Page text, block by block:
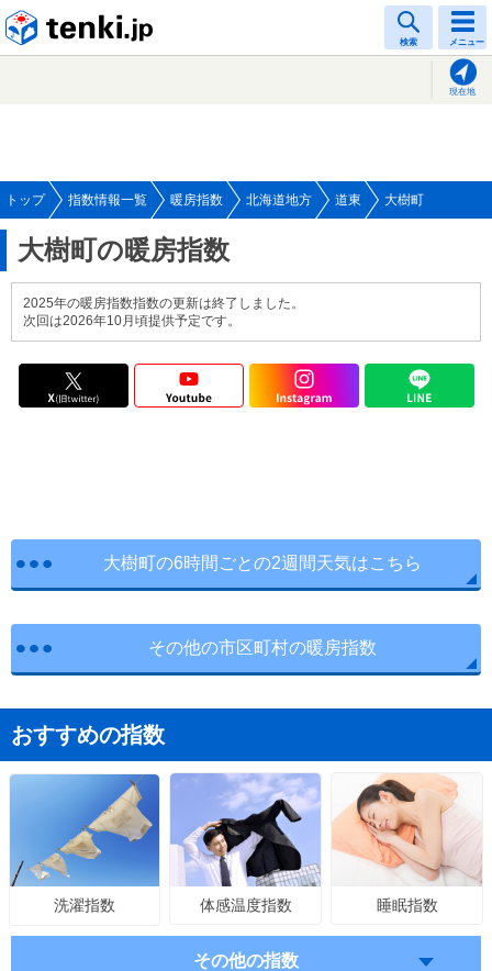
検索 メニュー
現在地
トップ 指数情報一覧 暖房指数 北海道地方 道東 大樹町
大樹町の暖房指数
2025年の暖房指数指数の更新は終了しました。
次回は2026年10月頃提供予定です。
大樹町の6時間ごとの2週間天気はこちら
その他の市区町村の暖房指数
おすすめの指数
洗濯指数 体感温度指数 睡眠指数
その他の指数